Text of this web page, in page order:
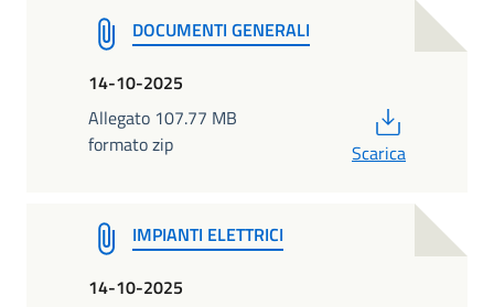
DOCUMENTI GENERALI
14-10-2025
Allegato 107.77 MB
formato zip
Scarica
IMPIANTI ELETTRICI
14-10-2025